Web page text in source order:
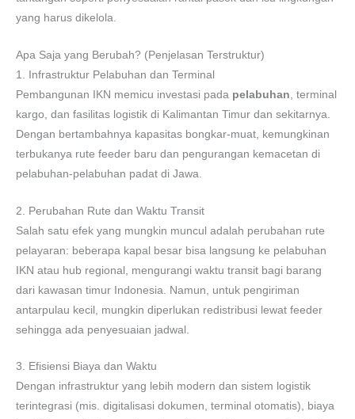
yang harus dikelola.
Apa Saja yang Berubah? (Penjelasan Terstruktur)
1. Infrastruktur Pelabuhan dan Terminal
Pembangunan IKN memicu investasi pada pelabuhan , terminal
kargo, dan fasilitas logistik di Kalimantan Timur dan sekitarnya.
Dengan bertambahnya kapasitas bongkar-muat, kemungkinan
terbukanya rute feeder baru dan pengurangan kemacetan di
pelabuhan-pelabuhan padat di Jawa.
2. Perubahan Rute dan Waktu Transit
Salah satu efek yang mungkin muncul adalah perubahan rute
pelayaran: beberapa kapal besar bisa langsung ke pelabuhan
IKN atau hub regional, mengurangi waktu transit bagi barang
dari kawasan timur Indonesia. Namun, untuk pengiriman
antarpulau kecil, mungkin diperlukan redistribusi lewat feeder
sehingga ada penyesuaian jadwal.
3. Efisiensi Biaya dan Waktu
Dengan infrastruktur yang lebih modern dan sistem logistik
terintegrasi (mis. digitalisasi dokumen, terminal otomatis), biaya